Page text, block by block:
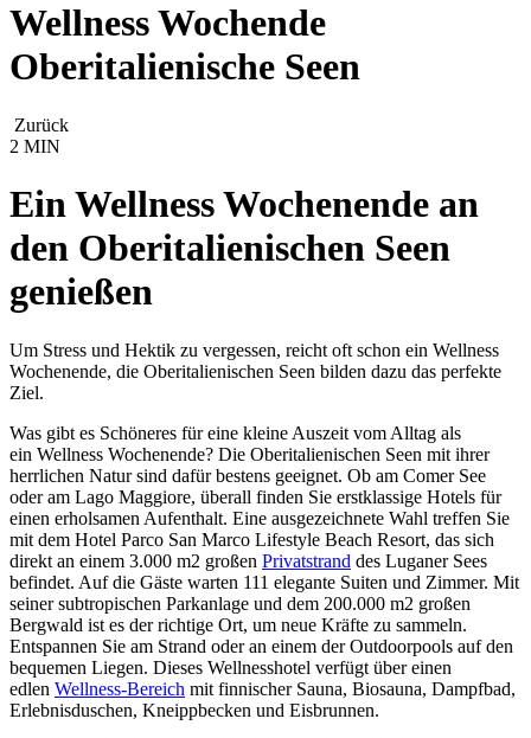
Wellness Wochende
Oberitalienische Seen
Zurück
2 MIN
Ein Wellness Wochenende an
den Oberitalienischen Seen
genießen
Um Stress und Hektik zu vergessen, reicht oft schon ein Wellness
Wochenende, die Oberitalienischen Seen bilden dazu das perfekte
Ziel.
Was gibt es Schöneres für eine kleine Auszeit vom Alltag als
ein Wellness Wochenende? Die Oberitalienischen Seen mit ihrer
herrlichen Natur sind dafür bestens geeignet. Ob am Comer See
oder am Lago Maggiore, überall finden Sie erstklassige Hotels für
einen erholsamen Aufenthalt. Eine ausgezeichnete Wahl treffen Sie
mit dem Hotel Parco San Marco Lifestyle Beach Resort, das sich
direkt an einem 3.000 m2 großen Privatstrand des Luganer Sees
befindet. Auf die Gäste warten 111 elegante Suiten und Zimmer. Mit
seiner subtropischen Parkanlage und dem 200.000 m2 großen
Bergwald ist es der richtige Ort, um neue Kräfte zu sammeln.
Entspannen Sie am Strand oder an einem der Outdoorpools auf den
bequemen Liegen. Dieses Wellnesshotel verfügt über einen
edlen Wellness-Bereich mit finnischer Sauna, Biosauna, Dampfbad,
Erlebnisduschen, Kneippbecken und Eisbrunnen.